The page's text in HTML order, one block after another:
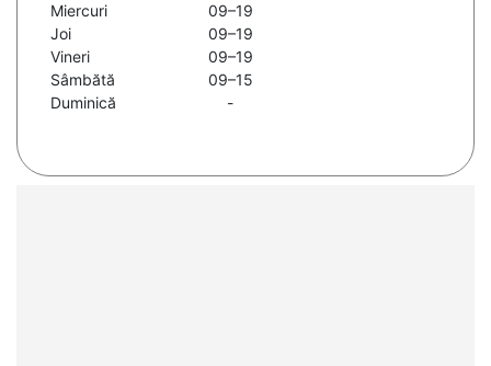
Miercuri
09–19
Joi
09–19
Vineri
09–19
Sâmbătă
09–15
Duminică
-